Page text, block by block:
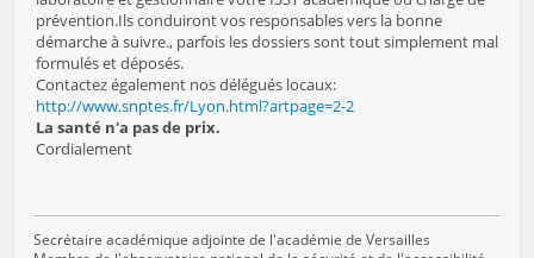
prévention.Ils conduiront vos responsables vers la bonne
démarche à suivre., parfois les dossiers sont tout simplement mal
formulés et déposés.
Contactez également nos délégués locaux:
http://www.snptes.fr/Lyon.html?artpage=2-2
La santé n'a pas de prix.
Cordialement
Secrétaire académique adjointe de l'académie de Versailles